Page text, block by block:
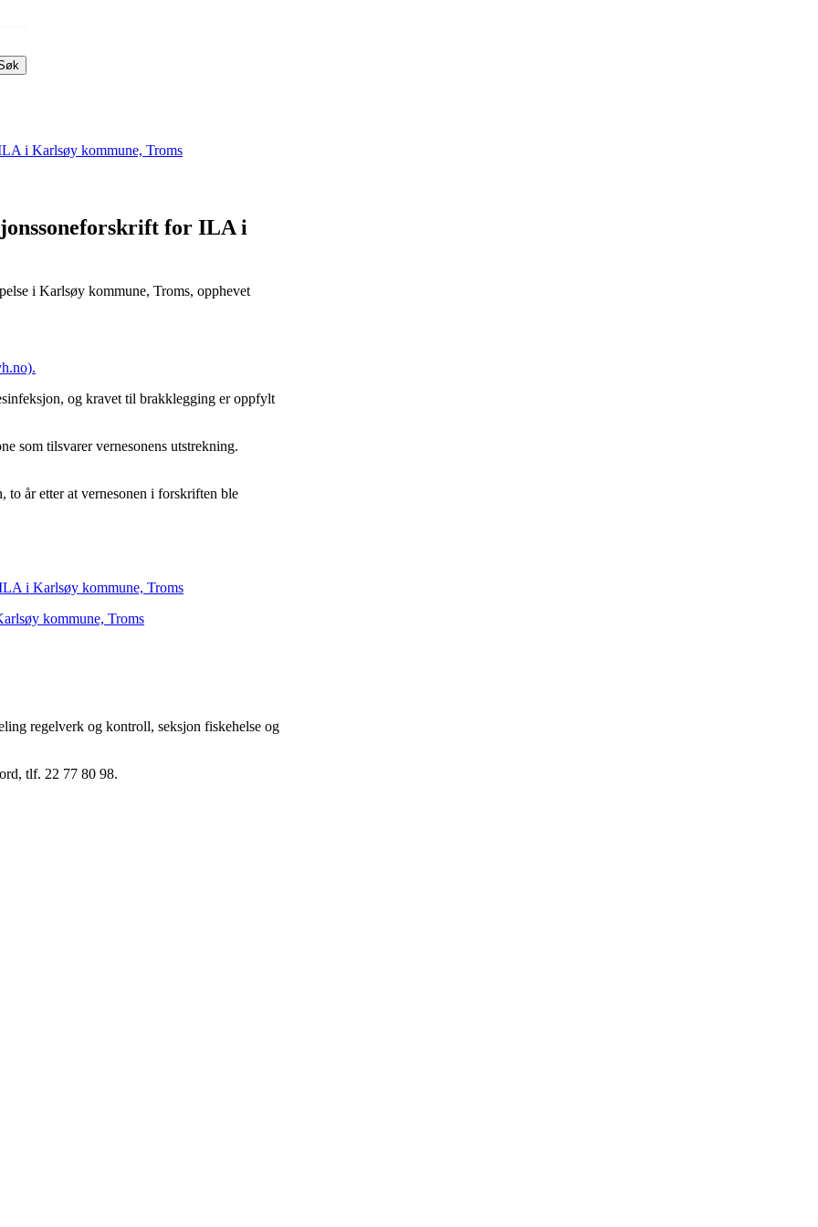
i Karlsøy kommune, Troms
for ILA i
i Karlsøy kommune, Troms, opphevet
og kravet til brakklegging er oppfylt
som tilsvarer vernesonens utstrekning.
to år etter at vernesonen i forskriften ble
i Karlsøy kommune, Troms
kommune, Troms
regelverk og kontroll, seksjon fiskehelse og
tlf. 22 77 80 98.